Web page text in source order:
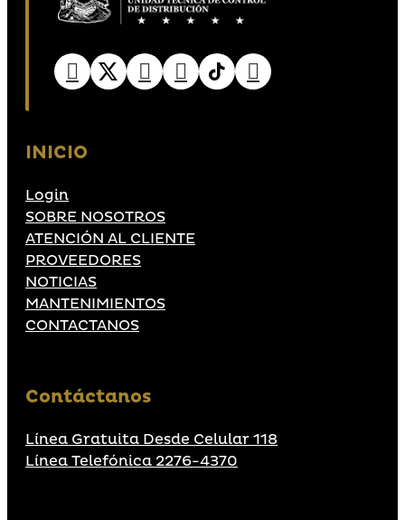
INICIO
Login
SOBRE NOSOTROS
ATENCIÓN AL CLIENTE
PROVEEDORES
NOTICIAS
MANTENIMIENTOS
CONTACTANOS
Contáctanos
Línea Gratuita Desde Celular 118
Línea Telefónica 2276-4370